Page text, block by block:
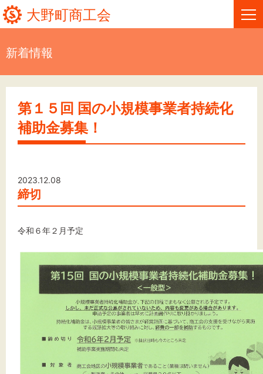
大野町商工会
事業者・創業者の方へ
お問い合わせ
文字サイズ
標準
背景色
新着情報
第１５回 国の小規模事業者持続化
補助金募集！
2023.12.08
締切
令和６年２月予定